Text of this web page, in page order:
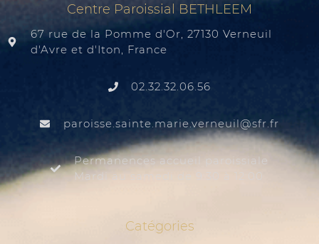
Centre Paroissial BETHLEEM
67 rue de la Pomme d'Or, 27130 Verneuil
d'Avre et d'Iton, France
02.32.32.06.56
rf.rfs
@liuenrev.eiram.etnias.essiorap
Permanences accueil paroissiale
Mardi au samedi de 9:30 à 12:00
Catégories